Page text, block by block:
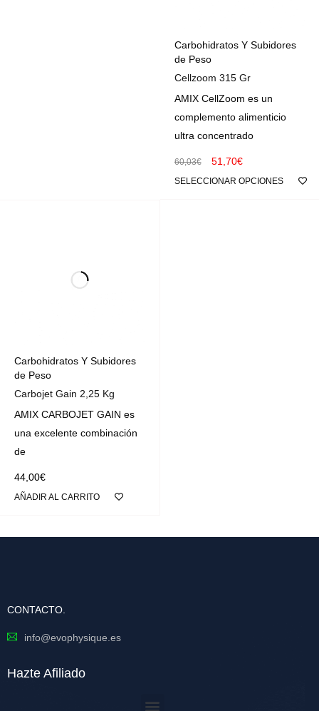
Carbohidratos Y Subidores
de Peso
Cellzoom 315 Gr
AMIX CellZoom es un
complemento alimenticio
ultra concentrado
60,03€ 51,70€
SELECCIONAR OPCIONES
Carbohidratos Y Subidores
de Peso
Carbojet Gain 2,25 Kg
AMIX CARBOJET GAIN es
una excelente combinación
de
44,00€
AÑADIR AL CARRITO
CONTACTO.
info@evophysique.es
Hazte Afiliado